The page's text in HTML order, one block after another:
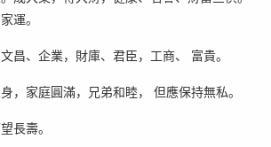
運。
昌、企業，財庫、君臣，工商、 富貴。
，家庭圓滿，兄弟和睦， 但應保持無私。
長壽。